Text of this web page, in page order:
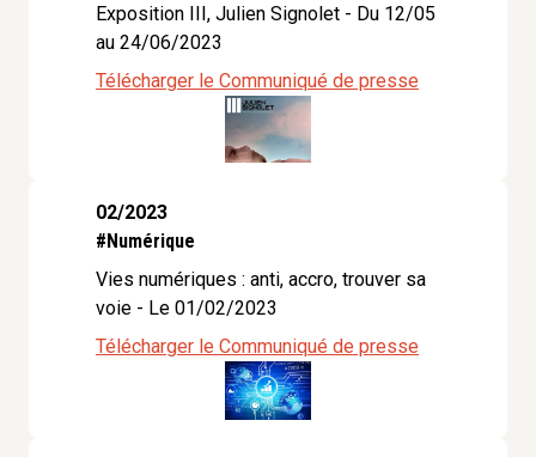
Exposition III, Julien Signolet - Du 12/05
au 24/06/2023
Télécharger le Communiqué de presse
02/2023
#Numérique
Vies numériques : anti, accro, trouver sa
voie - Le 01/02/2023
Télécharger le Communiqué de presse